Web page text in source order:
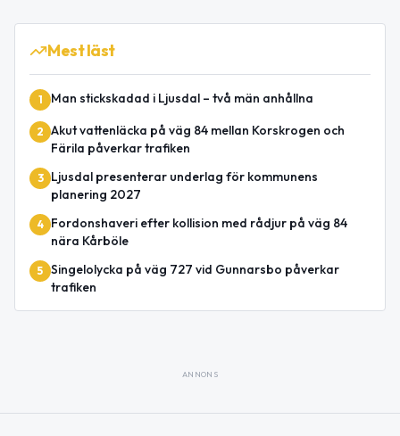
Mest läst
1 Man stickskadad i Ljusdal – två män anhållna
2 Akut vattenläcka på väg 84 mellan Korskrogen och
Färila påverkar trafiken
3
Ljusdal presenterar underlag för kommunens
planering 2027
4
Fordonshaveri efter kollision med rådjur på väg 84
nära Kårböle
5 Singelolycka på väg 727 vid Gunnarsbo påverkar
trafiken
ANNONS